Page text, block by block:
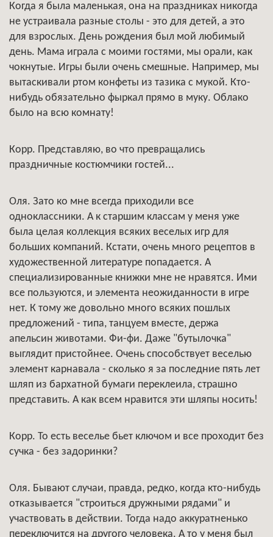
Когда я была маленькая, она на праздниках никогда
не устраивала разные столы - это для детей, а это
для взрослых. День рождения был мой любимый
день. Мама играла с моими гостями, мы орали, как
чокнутые. Игры были очень смешные. Например, мы
вытаскивали ртом конфеты из тазика с мукой. Кто-
нибудь обязательно фыркал прямо в муку. Облако
было на всю комнату!
Корр. Представляю, во что превращались
праздничные костюмчики гостей...
Оля. Зато ко мне всегда приходили все
одноклассники. А к старшим классам у меня уже
была целая коллекция всяких веселых игр для
больших компаний. Кстати, очень много рецептов в
художественной литературе попадается. А
специализированные книжки мне не нравятся. Ими
все пользуются, и элемента неожиданности в игре
нет. К тому же довольно много всяких пошлых
предложений - типа, танцуем вместе, держа
апельсин животами. Фи-фи. Даже "бутылочка"
выглядит пристойнее. Очень способствует веселью
элемент карнавала - сколько я за последние пять лет
шляп из бархатной бумаги переклеила, страшно
представить. А как всем нравится эти шляпы носить!
Корр. То есть веселье бьет ключом и все проходит без
сучка - без задоринки?
Оля. Бывают случаи, правда, редко, когда кто-нибудь
отказывается "строиться дружными рядами" и
участвовать в действии. Тогда надо аккуратненько
переключится на другого человека. А то у меня был